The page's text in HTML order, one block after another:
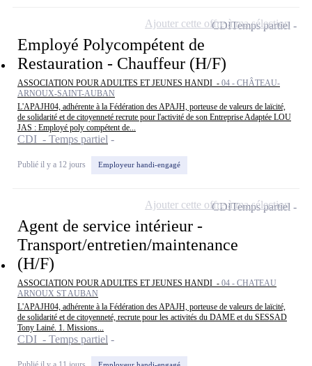
Employé Polycompétent de
Restauration - Chauffeur (H/F)
ASSOCIATION POUR ADULTES ET JEUNES HANDI - 04 - CHÂTEAU-
ARNOUX-SAINT-AUBAN
L'APAJH04, adhérente à la Fédération des APAJH, porteuse de valeurs de laïcité,
de solidarité et de citoyenneté recrute pour l'activité de son Entreprise Adaptée LOU
JAS : Employé poly compétent de...
CDI - Temps partiel
Publié il y a 12 jours Employeur handi-engagé
CDITemps partiel
Ajouter cette offre à ma sélection
Agent de service intérieur -
Transport/entretien/maintenance
(H/F)
ASSOCIATION POUR ADULTES ET JEUNES HANDI - 04 - CHATEAU
ARNOUX ST AUBAN
L'APAJH04, adhérente à la Fédération des APAJH, porteuse de valeurs de laïcité,
de solidarité et de citoyenneté, recrute pour les activités du DAME et du SESSAD
Tony Lainé. 1. Missions...
CDI - Temps partiel
CDITemps partiel
Ajouter cette offre à ma sélection